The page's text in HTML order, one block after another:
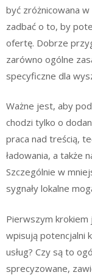
być zróżnicowana
zadbać o to, by
ofertę. Dobrze
zarówno ogólne
specyficzne dla
Ważne jest, aby
chodzi tylko o
praca nad treścią,
ładowania, a także
Szczególnie w
sygnały lokalne
Pierwszym krokiem
wpisują potencjalni
usług? Czy są to
sprecyzowane,